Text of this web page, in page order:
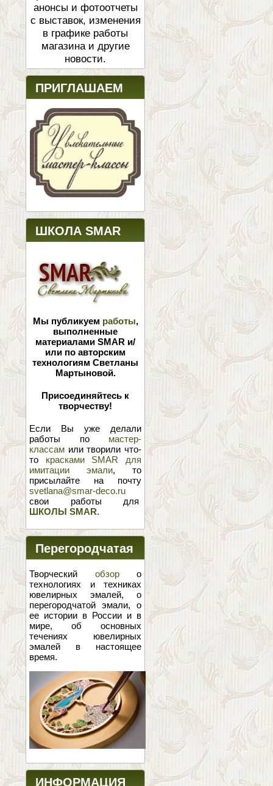
анонсы и фотоотчеты
с выставок, изменения
в графике работы
магазина и другие
новости.
ПРИГЛАШАЕМ
ШКОЛА SMAR
Мы публикуем работы,
выполненные
материалами SMAR и/
или по авторским
технологиям Светланы
Мартыновой.
Присоединяйтесь к
творчеству!
Если Вы уже делали
работы по мастер-
классам или творили что-
то красками SMAR для
имитации эмали, то
присылайте на почту
svetlana@smar-deco.ru
свои работы для
ШКОЛЫ SMAR.
Перегородчатая
эмаль
Творческий обзоро
технологиях и техниках
ювелирных эмалей, о
перегородчатой эмали, о
ее истории в России и в
мире, об основных
течениях ювелирных
эмалей в настоящее
время.
ИНФОРМАЦИЯ